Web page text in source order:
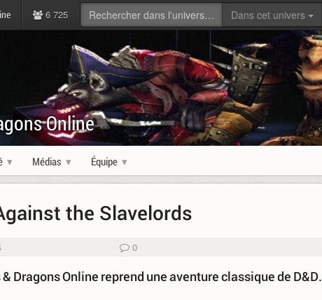
6 725 Dans cet univers
Online
Médias Équipe
the Slavelords
0
Dragons Online reprend une aventure classique de D&D.